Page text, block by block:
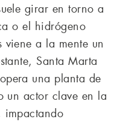
girar en torno a
o el hidrógeno
viene a la mente un
Santa Marta
una planta de
un actor clave en la
impactando